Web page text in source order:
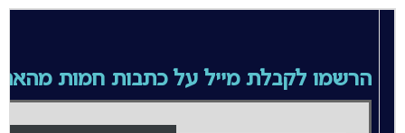
הרשמו לקבלת מייל על כתבות חמות